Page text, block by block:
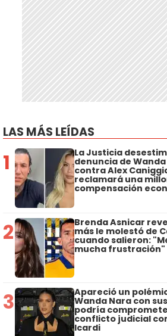
LAS MÁS LEÍDAS
1 La Justicia
denuncia de
contra Alex
reclamará una
compensación
2 Brenda Asnicar
más le molestó de
cuando salieron:
mucha frustración"
3 Apareció un
Wanda Nara con
podría
conflicto judicial
Icardi